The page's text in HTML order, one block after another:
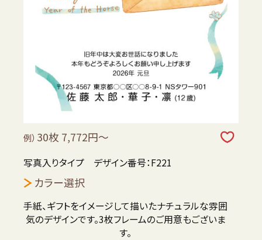
例） 30枚 7,772円～
写真入りタイプ デザイン番号：F221
カラー選択
手紙、ギフトをイメージして描いたナチュラルな雰囲
気のデザインです。3枚フレームのご用意もございま
す。